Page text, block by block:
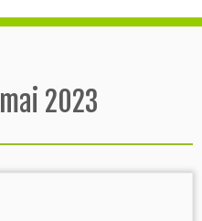
mai 2023